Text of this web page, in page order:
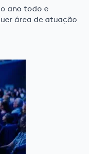
ano todo e
área de atuação